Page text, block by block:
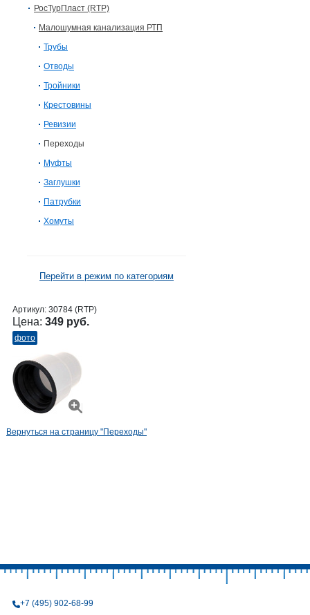
РосТурПласт (RTP)
Малошумная канализация РТП
Трубы
Отводы
Тройники
Крестовины
Ревизии
Переходы
Муфты
Заглушки
Патрубки
Хомуты
Перейти в режим по категориям
Артикул: 30784 (RTP)
Цена: 349 руб.
фото
Вернуться на страницу "Переходы"
+7 (495) 902-68-99